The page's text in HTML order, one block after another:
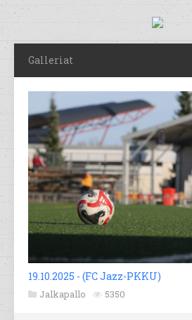
Galleriat
19.10.2025 - (FC Jazz-PKKU)
Jalkapallo 5350